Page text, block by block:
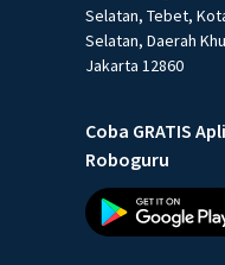
Selatan, Tebet,
Selatan, Daerah
Jakarta 12860
Coba GRATIS
Roboguru